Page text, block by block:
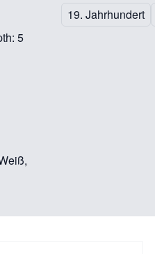
5
19. Jahrhundert